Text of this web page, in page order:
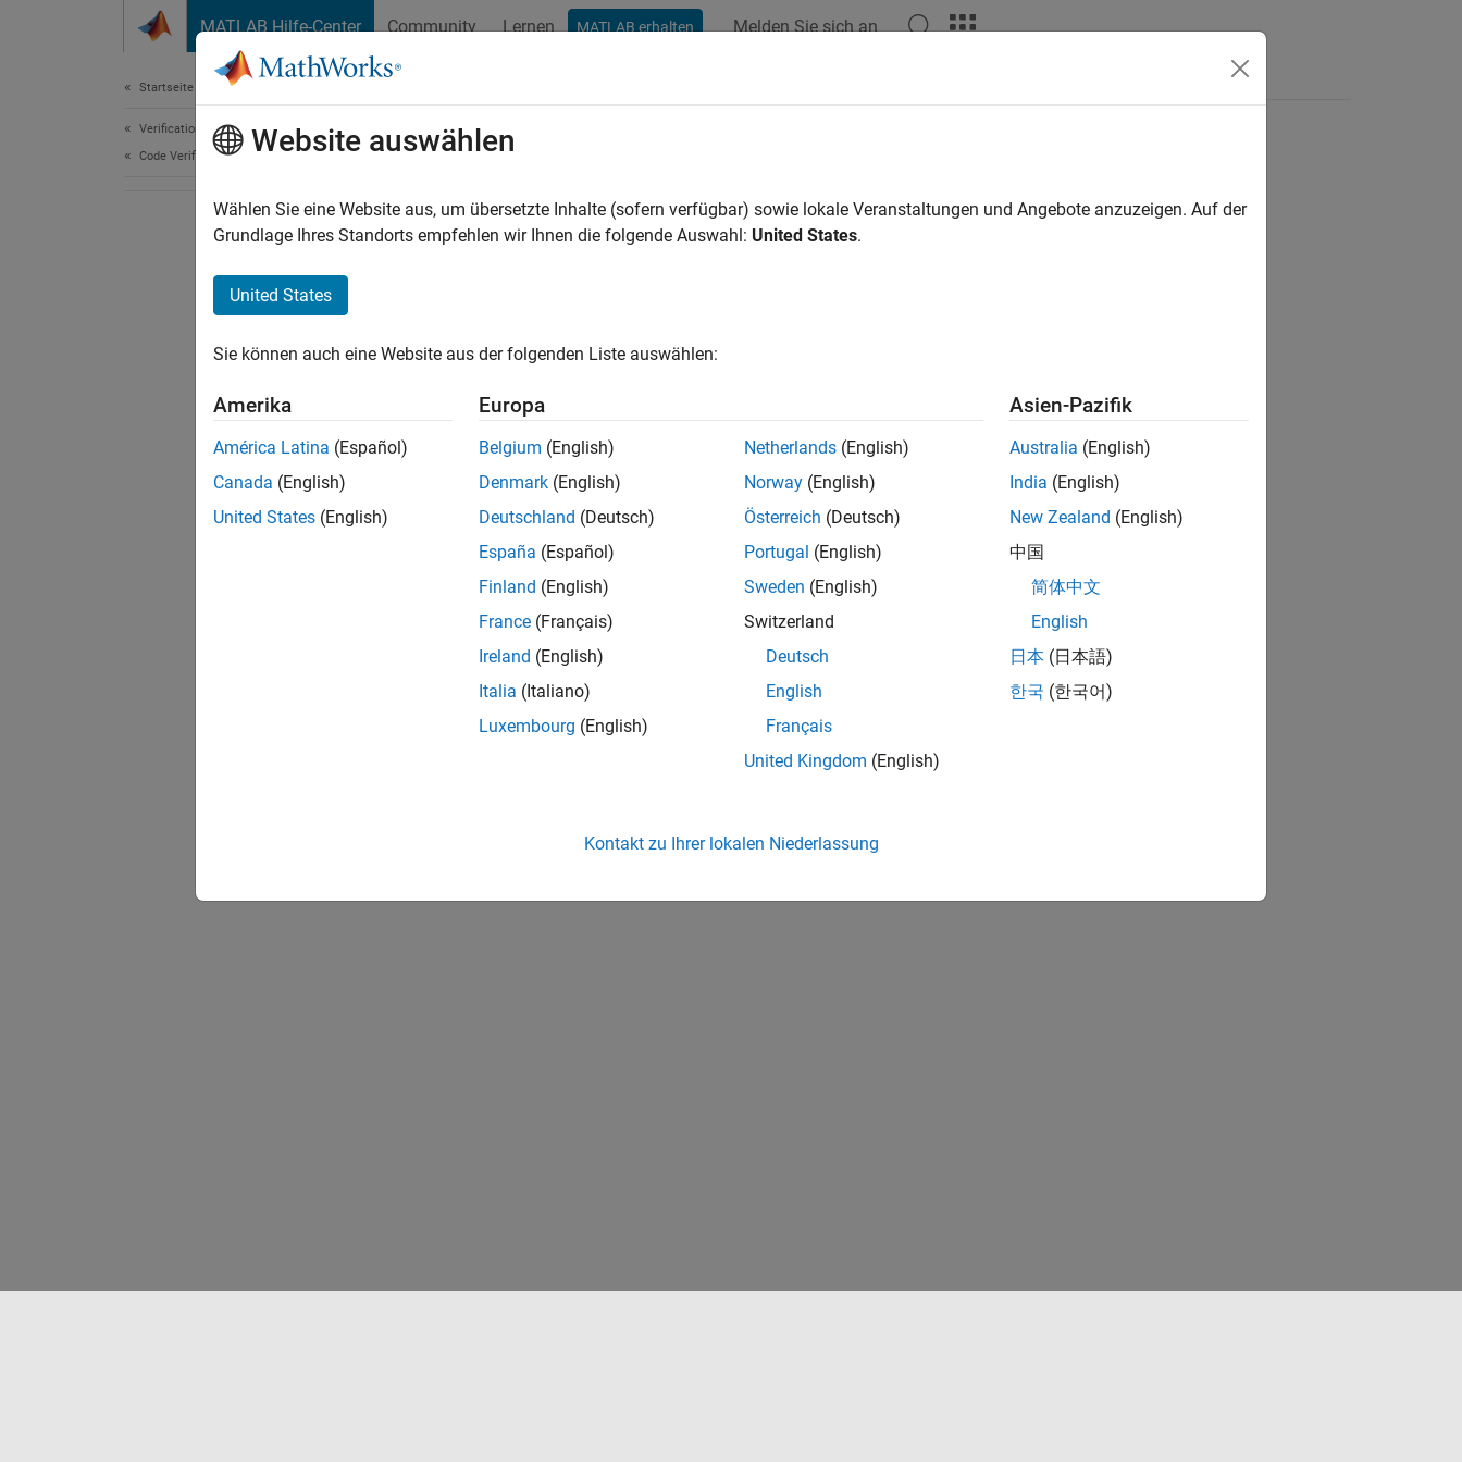
MATLAB Hilfe-Center Community Lernen MATLAB erhalten Melden Sie sich an
Startseite der Dokumentation
Verification, Validation, and Test
Code Verification
How useful was this information?
Website auswählen
Wählen Sie eine Website aus, um übersetzte Inhalte (sofern verfügbar) sowie lokale Veranstaltungen und Angebote anzuzeigen. Auf der
Grundlage Ihres Standorts empfehlen wir Ihnen die folgende Auswahl: United States.
United States
Sie können auch eine Website aus der folgenden Liste auswählen:
Amerika
América Latina (Español)
Canada (English)
United States (English)
Europa
Belgium (English)
Denmark (English)
Deutschland (Deutsch)
España (Español)
Finland (English)
France (Français)
Ireland (English)
Italia (Italiano)
Luxembourg (English)
Netherlands (English)
Norway (English)
Österreich (Deutsch)
Portugal (English)
Sweden (English)
Switzerland
Deutsch
English
Français
United Kingdom (English)
Asien-Pazifik
Australia (English)
India (English)
New Zealand (English)
中国
简体中文
English
日本 (日本語)
한국 (한국어)
Kontakt zu Ihrer lokalen Niederlassung